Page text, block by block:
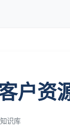
户资
识库